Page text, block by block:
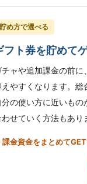
貯め方で選べる
フト券を貯めて
チャや追加課金の前
えやすくなります。総
分の使い方に近いも
せていく方法もあり
金資金をまとめて